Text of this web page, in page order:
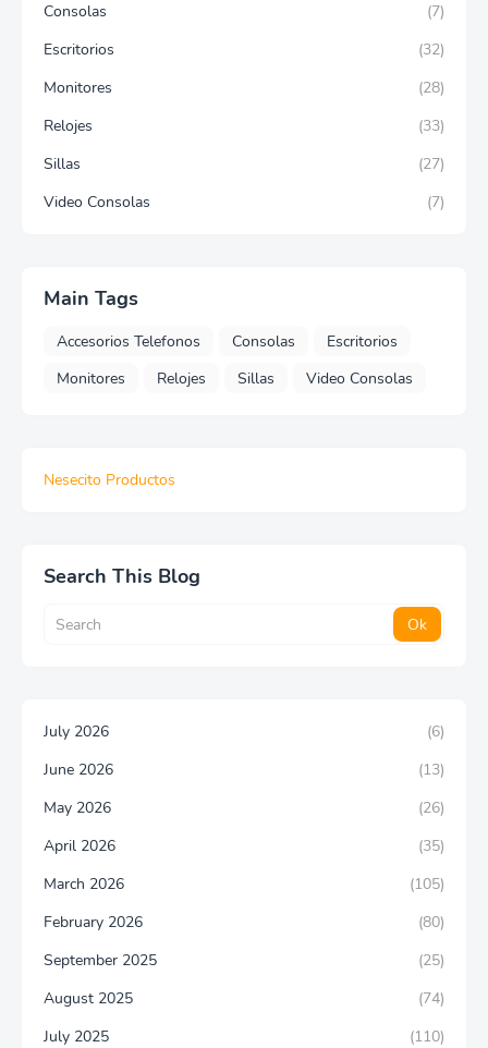
Consolas
(7)
Escritorios
(32)
Monitores
(28)
Relojes
(33)
Sillas
(27)
Video Consolas
(7)
Main Tags
Accesorios Telefonos Consolas
Escritorios
Monitores
Relojes Sillas Video Consolas
Nesecito Productos
Search This Blog
July 2026
(6)
June 2026
(13)
May 2026
(26)
April 2026
(35)
March 2026
(105)
February 2026
(80)
September 2025
(25)
August 2025
(74)
July 2025
(110)